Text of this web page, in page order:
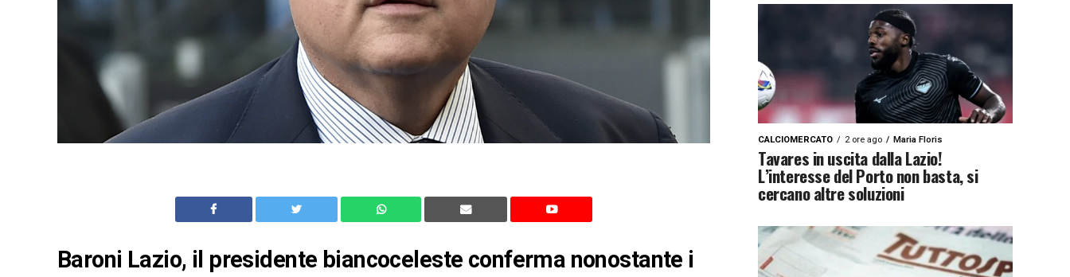
Baroni Lazio, il presidente biancoceleste conferma nonostante i
CALCIOMERCATO 2 ore ago Maria Floris
Tavares in uscita dalla Lazio!
L’interesse del Porto non basta, si
cercano altre soluzioni